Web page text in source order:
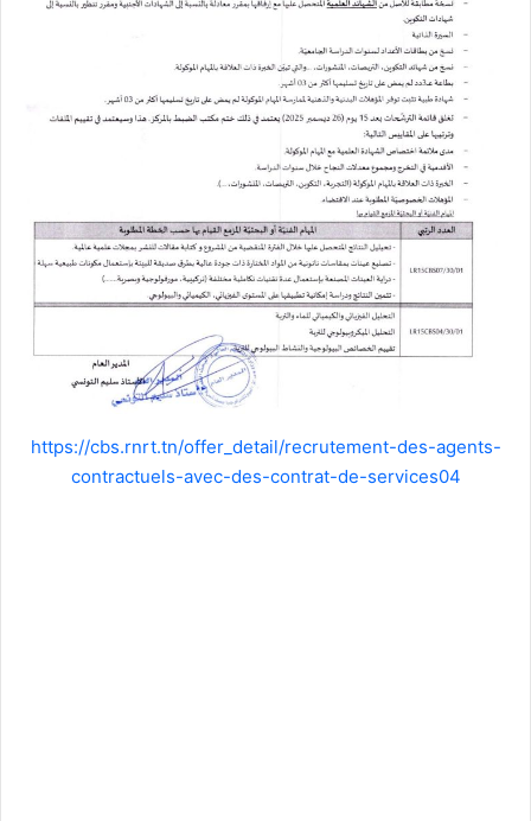
https://cbs.rnrt.tn/offer_detail/recrutement-des-agents-
contractuels-avec-des-contrat-de-services04